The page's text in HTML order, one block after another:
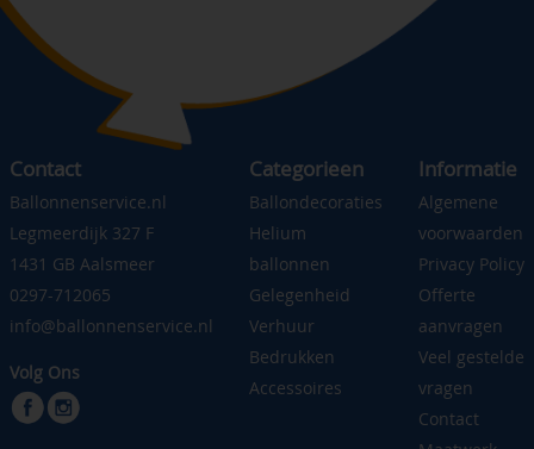
Contact
Ballonnenservice.nl
Legmeerdijk 327 F
1431 GB Aalsmeer
0297-712065
info@ballonnenservice.nl
Volg Ons
Categorieen
Ballondecoraties
Helium
ballonnen
Gelegenheid
Verhuur
Bedrukken
Accessoires
Informatie
Algemene
voorwaarden
Privacy Policy
Offerte
aanvragen
Veel gestelde
vragen
Contact